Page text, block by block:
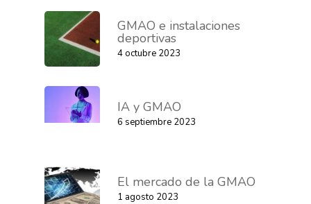
GMAO e instalaciones
deportivas
4 octubre 2023
IA y GMAO
6 septiembre 2023
El mercado de la GMAO
1 agosto 2023